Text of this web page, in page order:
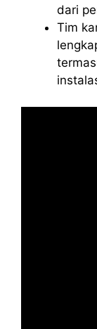
dari
Tim